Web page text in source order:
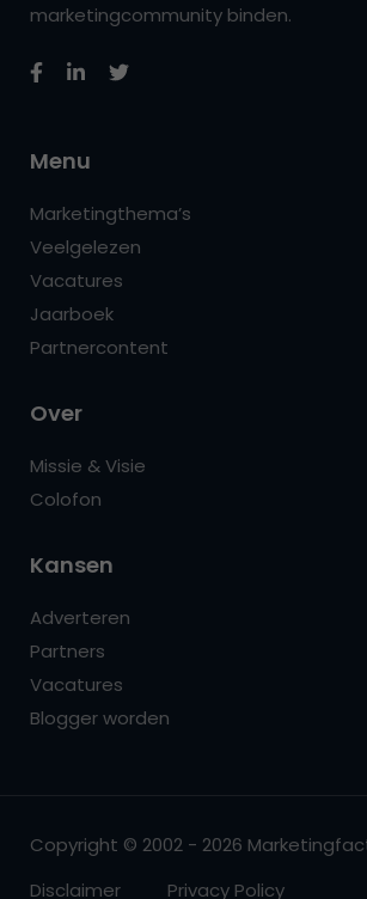
marketingcommunity binden.
Menu
Marketingthema’s
Veelgelezen
Vacatures
Jaarboek
Partnercontent
Over
Missie & Visie
Colofon
Kansen
Adverteren
Partners
Vacatures
Blogger worden
Copyright © 2002 - 2026
Disclaimer
Privacy Policy